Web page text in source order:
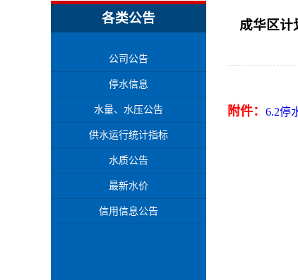
各类公告
公司公告
停水信息
水量、水压公告
供水运行统计指标
水质公告
最新水价
信用信息公告
成华区计
附件： 6.2停